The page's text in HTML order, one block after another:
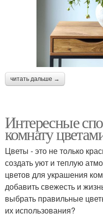
читать дальше →
Интересные
комнату
Цветы - это не только
создать уют и теплую
цветов для украшения
добавить свежесть и
выбрать правильные
их использования?